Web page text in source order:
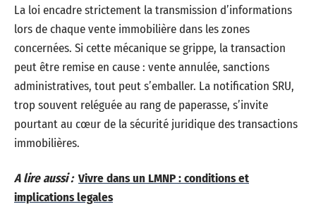
La loi encadre strictement la transmission d’informations
lors de chaque vente immobilière dans les zones
concernées. Si cette mécanique se grippe, la transaction
peut être remise en cause : vente annulée, sanctions
administratives, tout peut s’emballer. La notification SRU,
trop souvent reléguée au rang de paperasse, s’invite
pourtant au cœur de la sécurité juridique des transactions
immobilières.
A lire aussi : Vivre dans un LMNP : conditions et
implications legales